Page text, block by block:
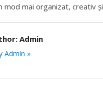
mai organizat, creativ
Admin
Admin »